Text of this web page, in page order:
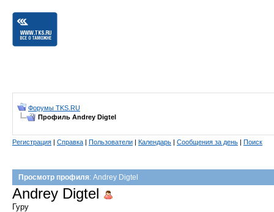
Форумы TKS.RU
Профиль Andrey Digtel
Регистрация | Справка | Пользователи | Календарь | Сообщения за день | Поиск
Просмотр профиля: Andrey Digtel
Andrey Digtel
Гуру